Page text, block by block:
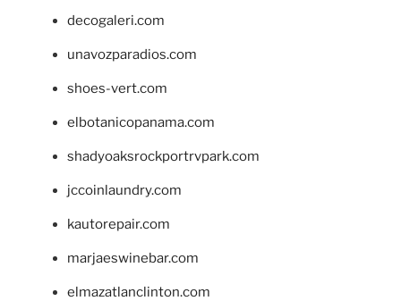
decogaleri.com
unavozparadios.com
shoes-vert.com
elbotanicopanama.com
shadyoaksrockportrvpark.com
jccoinlaundry.com
kautorepair.com
marjaeswinebar.com
elmazatlanclinton.com